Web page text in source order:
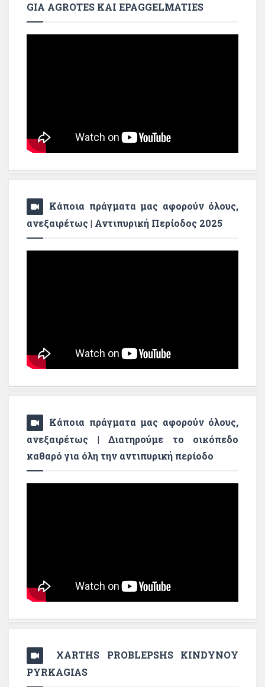
GIA AGROTES KAI EPAGGELMATIES
Κάποια πράγματα μας αφορούν όλους,
ανεξαιρέτως | Αντιπυρική Περίοδος 2025
Κάποια πράγματα μας αφορούν όλους,
ανεξαιρέτως | Διατηρούμε το οικόπεδο
καθαρό για όλη την αντιπυρική περίοδο
XARTHS PROBLEPSHS KINDYNOY
PYRKAGIAS